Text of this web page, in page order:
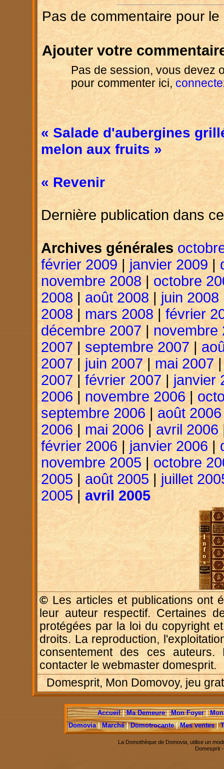
Pas de commentaire pour le
Ajouter votre
Pas de session, vous devez
pour commenter ici,
« Salade d'aubergines
melon aux fruits »
« Revenir
Dernière publication dans
Archives générales
février 2009 | janvier 2009 |
novembre 2008|octobre
2008| août 2008| juin 2008
2008 | mars 2008 | février
décembre 2007 |novembre
2007 | septembre 2007 |
2007| juin 2007|mai 2007
2007|février 2007|janvier
2006 | novembre 2006|
septembre 2006| août 2006
2006| mai 2006 |avril 2006
février 2006|janvier 2006 |
novembre 2005| octobre
2005 | août 2005| juillet
2005|avril 2005
© Les articles et publications ont
leur auteur respectif. Certaines
protégées par la loi du copyright
droits. La reproduction,
consentement des ces auteurs.
contacter le webmaster domesprit.
Domesprit, Mon Domovoy, jeu
Accueil|Ma Demeure|Mon Foyer|
Domovia|Marché|Domotrocante|Mes ventes|
La Domothèque de Domovia, utilise un
Domesprit